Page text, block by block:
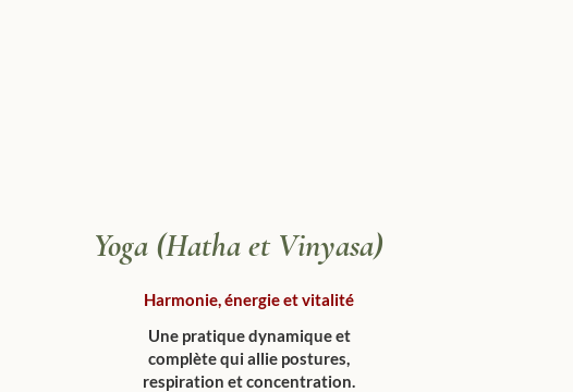
Yoga (Hatha et Vinyasa)
Harmonie, énergie et vitalité
Une pratique dynamique et
complète qui allie postures,
respiration et concentration.